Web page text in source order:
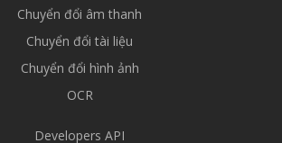
Chuyển đổi âm thanh
Chuyển đổi tài liệu
Chuyển đổi hình ảnh
OCR
Developers API